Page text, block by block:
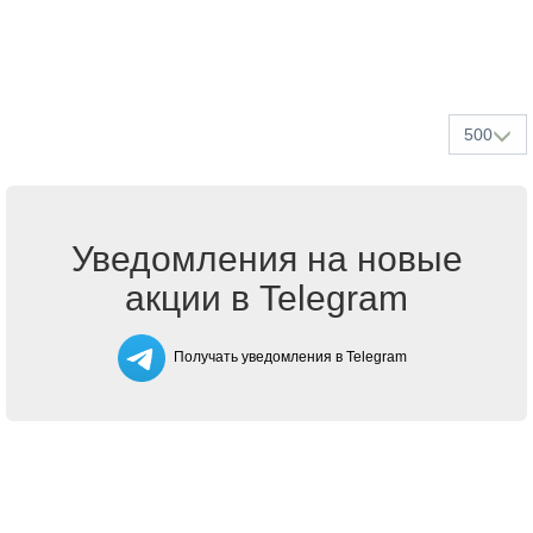
500
Уведомления на новые
акции в Telegram
Получать уведомления в Telegram